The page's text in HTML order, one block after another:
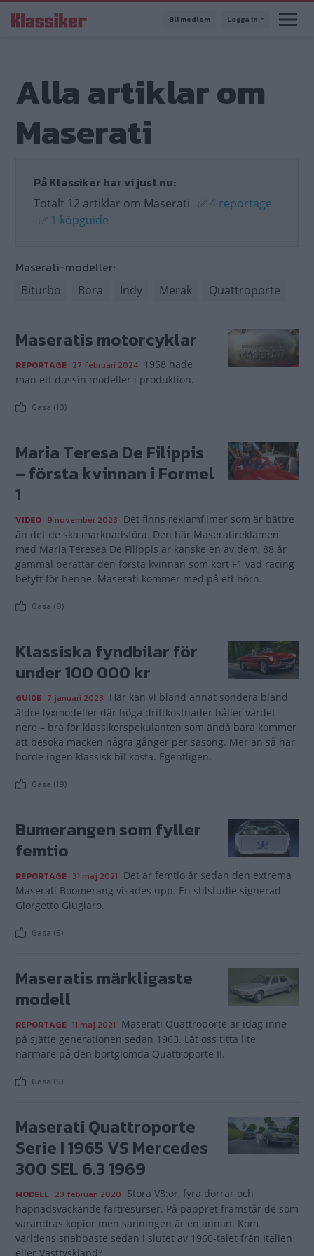
till
Bli medlem Logga in
Alla artiklar om
Maserati
På Klassiker har vi just nu:
Totalt 12 artiklar om Maserati ✅4 reportage
✅ 1 köpguide
Maserati-modeller:
Biturbo Bora Indy Merak Quattroporte
Maseratis motorcyklar
REPORTAGE 27 februari 2024 1958 hade
man ett dussin modeller i produktion.
Gasa (10)
Maria Teresa De Filippis
– första kvinnan i Formel
1
VIDEO 9 november 2023 Det finns reklamfilmer som är bättre
än det de ska marknadsföra. Den här Maseratireklamen
med Maria Teresea De Filippis är kanske en av dem, 88 år
gammal berättar den första kvinnan som kört F1 vad racing
betytt för henne. Maserati kommer med på ett hörn.
Gasa (8)
Klassiska fyndbilar för
under 100 000 kr
GUIDE 7 januari 2023 Här kan vi bland annat sondera bland
äldre lyxmodeller där höga driftkostnader håller värdet
nere – bra för klassikerspekulanten som ändå bara kommer
att besöka macken några gånger per säsong. Mer än så här
borde ingen klassisk bil kosta. Egentligen.
Gasa (19)
Bumerangen som fyller
femtio
REPORTAGE 31 maj 2021 Det är femtio år sedan den extrema
Maserati Boomerang visades upp. En stilstudie signerad
Giorgetto Giugiaro.
Gasa (5)
Maseratis märkligaste
modell
REPORTAGE 11 maj 2021 Maserati Quattroporte är idag inne
på sjätte generationen sedan 1963. Låt oss titta lite
närmare på den bortglömda Quattroporte II.
Gasa (5)
Maserati Quattroporte
Serie I 1965 VS Mercedes
300 SEL 6.3 1969
MODELL 23 februari 2020 Stora V8:or, fyra dörrar och
häpnadsväckande fartresurser. På pappret framstår de som
varandras kopior men sanningen är en annan. Kom
världens snabbaste sedan i slutet av 1960-talet från Italien
eller Västtyskland?